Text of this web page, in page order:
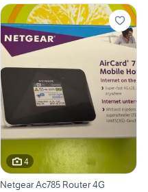
4
Netgear Ac785 Router 4G